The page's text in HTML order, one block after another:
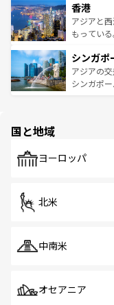
とつ。フ
ひ現地で
が旅行者
参照してほ
の活気が
帯で自然
いビーチ
激する。
が待って
た文化、
香港
アジアと
もってい
み、どこ
ており、
うな絶景
シンガポ
アジアの
シンガポ
で、ホー
国と地域
ヨーロッパ
北米
中南米
オセアニア